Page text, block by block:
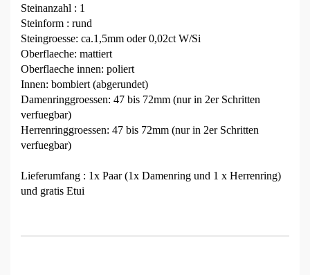
Steinanzahl : 1
Steinform : rund
Steingroesse: ca.1,5mm oder 0,02ct W/Si
Oberflaeche: mattiert
Oberflaeche innen: poliert
Innen: bombiert (abgerundet)
Damenringgroessen: 47 bis 72mm (nur in 2er Schritten
verfuegbar)
Herrenringgroessen: 47 bis 72mm (nur in 2er Schritten
verfuegbar)
Lieferumfang : 1x Paar (1x Damenring und 1 x Herrenring)
und gratis Etui